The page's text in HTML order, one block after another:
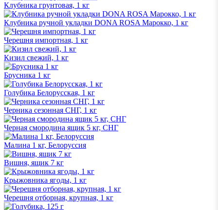
Клубника грунтовая, 1 кг
Клубника ручной укладки DONA ROSA Марокко, 1 кг
Черешня импортная, 1 кг
Кизил свежий, 1 кг
Брусника 1 кг
Голубика Белорусская, 1 кг
Черника сезонная СНГ, 1 кг
Черная смородина ящик 5 кг, СНГ
Малина 1 кг, Белоруссия
Вишня, ящик 7 кг
Крыжовника ягоды, 1 кг
Черешня отборная, крупная, 1 кг